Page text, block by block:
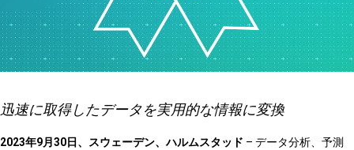
迅速に取得したデータを実用的な情報に変換
2023年9月30日、スウェーデン、ハルムスタッド – データ分析、予測